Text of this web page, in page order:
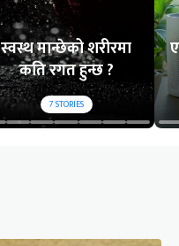
स्वस्थ मान्छेको शरीरमा
कति रगत हुन्छ ?
7STORIES